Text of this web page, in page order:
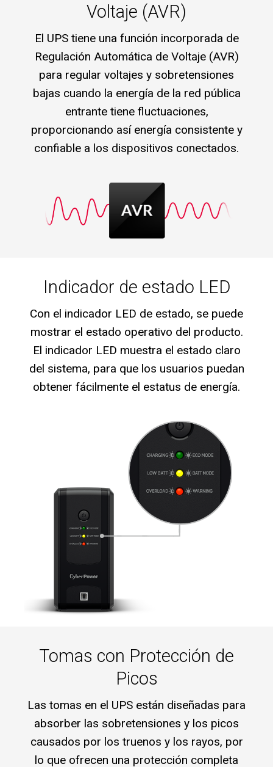
Voltaje (AVR)
El UPS tiene una función incorporada de
Regulación Automática de Voltaje (AVR)
para regular voltajes y sobretensiones
bajas cuando la energía de la red pública
entrante tiene fluctuaciones,
proporcionando así energía consistente y
confiable a los dispositivos conectados.
Indicador de estado LED
Con el indicador LED de estado, se puede
mostrar el estado operativo del producto.
El indicador LED muestra el estado claro
del sistema, para que los usuarios puedan
obtener fácilmente el estatus de energía.
Tomas con Protección de
Picos
Las tomas en el UPS están diseñadas para
absorber las sobretensiones y los picos
causados ​​por los truenos y los rayos, por
lo que ofrecen una protección completa